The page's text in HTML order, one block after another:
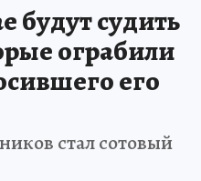
будут судить
ограбили
его
стал сотовый